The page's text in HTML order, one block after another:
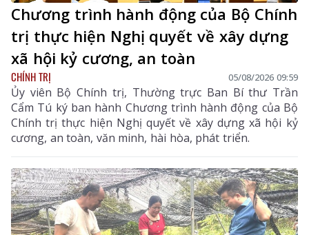
Chương trình hành động của Bộ Chính
trị thực hiện Nghị quyết về xây dựng
xã hội kỷ cương, an toàn
CHÍNH TRỊ 05/08/2026 09:59
Ủy viên Bộ Chính trị, Thường trực Ban Bí thư Trần
Cẩm Tú ký ban hành Chương trình hành động của Bộ
Chính trị thực hiện Nghị quyết về xây dựng xã hội kỷ
cương, an toàn, văn minh, hài hòa, phát triển.